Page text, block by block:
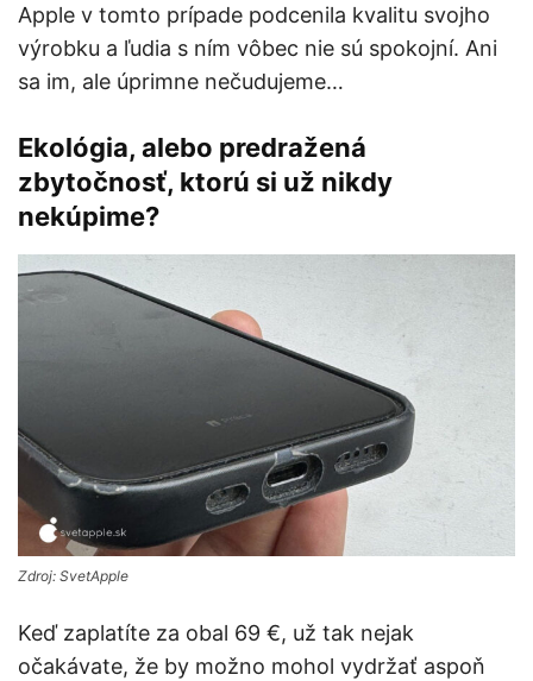
Apple v tomto prípade podcenila kvalitu svojho
výrobku a ľudia s ním vôbec nie sú spokojní. Ani
sa im, ale úprimne nečudujeme…
Ekológia, alebo predražená
zbytočnosť, ktorú si už nikdy
nekúpime?
Zdroj: SvetApple
Keď zaplatíte za obal 69 €, už tak nejak
očakávate, že by možno mohol vydržať aspoň